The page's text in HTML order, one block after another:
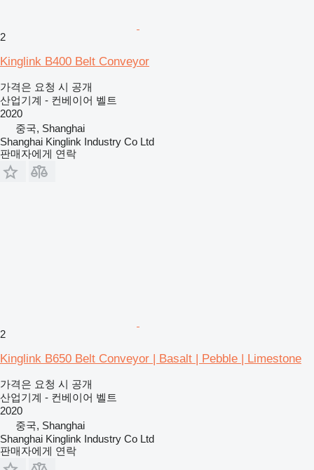
2
Kinglink B400 Belt Conveyor
가격은 요청 시 공개
산업기계 - 컨베이어 벨트
2020
중국, Shanghai
Shanghai Kinglink Industry Co Ltd
판매자에게 연락
2
Kinglink B650 Belt Conveyor | Basalt | Pebble | Limestone
가격은 요청 시 공개
산업기계 - 컨베이어 벨트
2020
중국, Shanghai
Shanghai Kinglink Industry Co Ltd
판매자에게 연락